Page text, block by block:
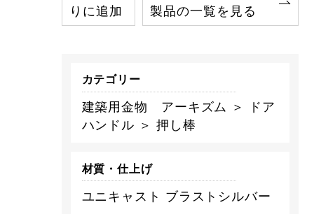
りに追加
製品の一覧を見る
カテゴリー
建築用金物 アーキズム ＞ ドア
ハンドル ＞ 押し棒
材質・仕上げ
ユニキャスト ブラストシルバー